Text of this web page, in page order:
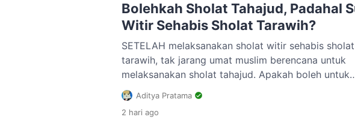
Bolehkah Sholat Tahajud, Padahal
Witir Sehabis Sholat Tarawih?
SETELAH melaksanakan sholat witir sehabis sholat
tarawih, tak jarang umat muslim berencana untuk
melaksanakan sholat tahajud. Apakah boleh untuk
dilakukan meski sudah sholat witir? Apakah harus
melakukan sholat witir untuk kedua kalinya? Ustaz
Muhammad Abduh Tuasikal menjelaskan yang jelas
Aditya Pratama
2 hari ago